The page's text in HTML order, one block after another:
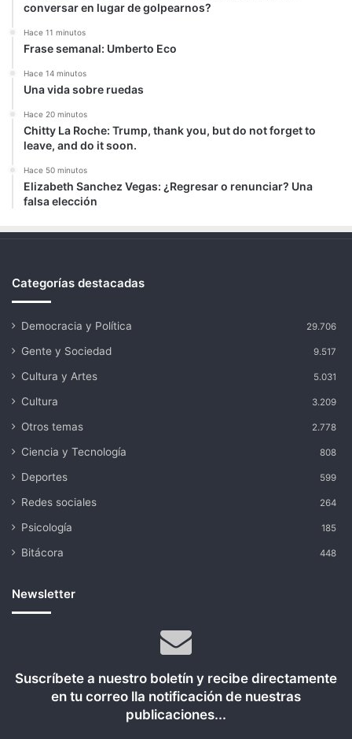
conversar en lugar de golpearnos?
Hace 11 minutos
Frase semanal: Umberto Eco
Hace 14 minutos
Una vida sobre ruedas
Hace 20 minutos
Chitty La Roche: Trump, thank you, but do not forget to
leave, and do it soon.
Hace 50 minutos
Elizabeth Sanchez Vegas: ¿Regresar o renunciar? Una
falsa elección
Categorías destacadas
Democracia y Política 29.706
Gente y Sociedad 9.517
Cultura y Artes 5.031
Cultura 3.209
Otros temas 2.778
Ciencia y Tecnología 808
Deportes 599
Redes sociales 264
Psicología 185
Bitácora 448
Newsletter
Suscríbete a nuestro boletín y recibe directamente
en tu correo lla notificación de nuestras
publicaciones...